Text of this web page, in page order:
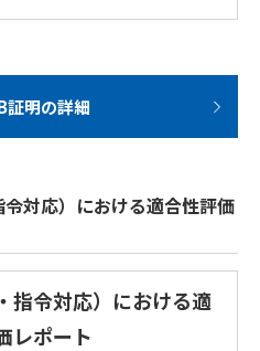
証明の詳細
対応）における適合性評価
指令対応）における適
レポート